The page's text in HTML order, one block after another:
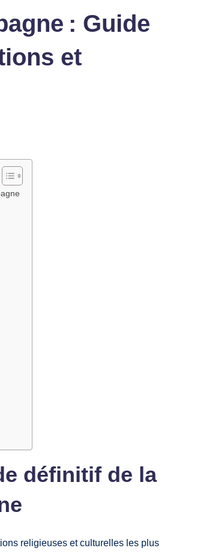
: Guide
et
définitif de la
religieuses et culturelles les plus